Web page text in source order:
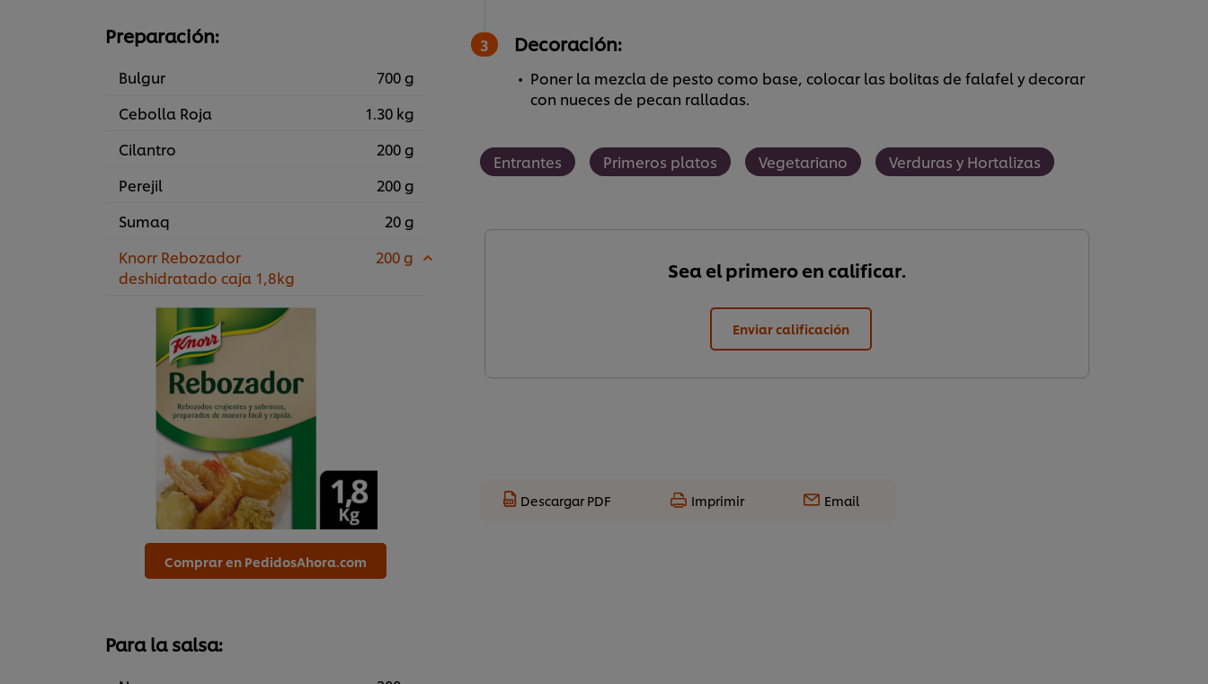
Preparación:
Bulgur
700 g
Cebolla Roja
1.30 kg
Cilantro
200 g
Perejil
200 g
Sumaq
20 g
Knorr Rebozador
deshidratado caja 1,8kg
200 g
Comprar en PedidosAhora.com
Para la salsa:
Decoración:
Poner la mezcla de pesto como base, colocar las bolitas de falafel y decorar
con nueces de pecan ralladas.
Entrantes Primeros platos Vegetariano Verduras y Hortalizas
Sea el primero en calificar.
Enviar calificación
Descargar PDF Imprimir Email